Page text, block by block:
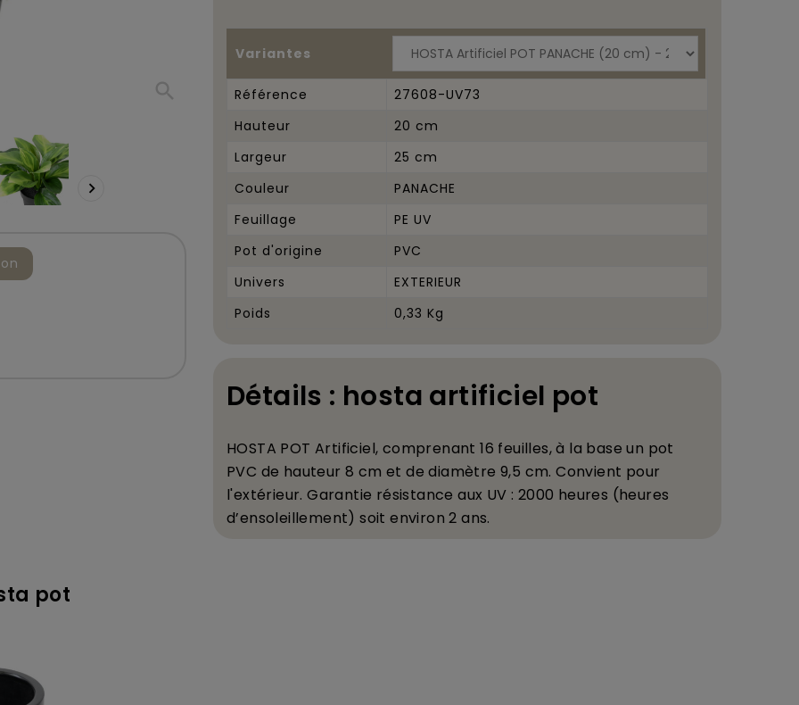
search

Variantes
Référence
27608-UV73
Hauteur
20 cm
Largeur
25 cm
Couleur
PANACHE
Feuillage
PE UV
Pot d'origine
PVC
Univers
EXTERIEUR
Poids
0,33 Kg
Détails : hosta artificiel pot
HOSTA POT Artificiel, comprenant 16 feuilles,à la base un pot
PVC de hauteur 8 cm et de diamètre 9,5 cm.Convient pour
l'extérieur. Garantie résistance aux UV : 2000 heures (heures
d’ensoleillement) soit environ 2 ans.
pot